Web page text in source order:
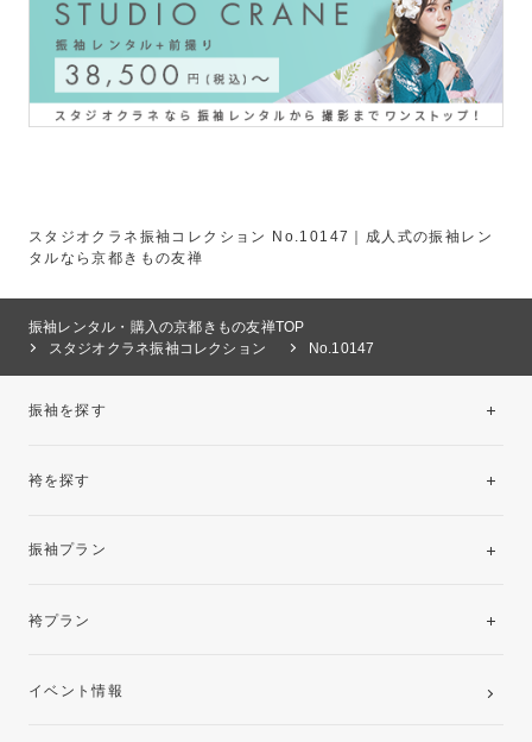
スタジオクラネ振袖コレクション No.10147｜成人式の振袖レン
タルなら京都きもの友禅
振袖レンタル・購入の京都きもの友禅TOP
スタジオクラネ振袖コレクション
No.10147
振袖を探す
袴を探す
振袖プラン
レンタルプラン
袴プラン
卒業袴レンタルプラン
イベント情報